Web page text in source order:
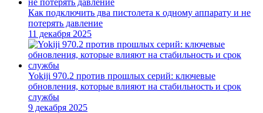
Как подключить два пистолета к одному аппарату и не
потерять давление
11 декабря 2025
Yokiji 970.2 против прошлых серий: ключевые
обновления, которые влияют на стабильность и срок
службы
9 декабря 2025